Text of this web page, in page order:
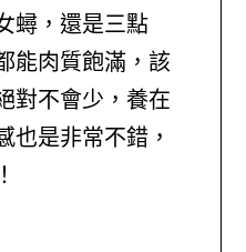
蟳，還是三點
能肉質飽滿，該
對不會少，養在
也是非常不錯，